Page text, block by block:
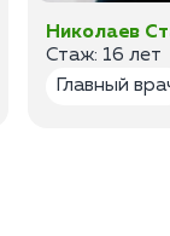
Николаев
Стаж: 16 лет
Главный